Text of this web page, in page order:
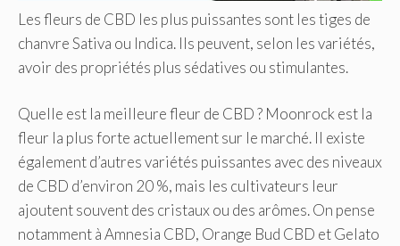
Les fleurs de CBD les plus puissantes sont les tiges de
chanvre Sativa ou Indica. Ils peuvent, selon les variétés,
avoir des propriétés plus sédatives ou stimulantes.
Quelle est la meilleure fleur de CBD ? Moonrock est la
fleur la plus forte actuellement sur le marché. Il existe
également d’autres variétés puissantes avec des niveaux
de CBD d’environ 20 %, mais les cultivateurs leur
ajoutent souvent des cristaux ou des arômes. On pense
notamment à Amnesia CBD, Orange Bud CBD et Gelato